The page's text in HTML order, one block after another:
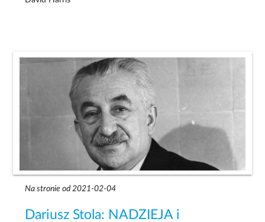
Na stronie od 2021-02-04
Dariusz Stola: NADZIEJA i